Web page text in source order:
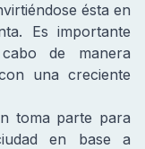
ésta en
Es importante
de manera
una creciente
toma parte para
en base a